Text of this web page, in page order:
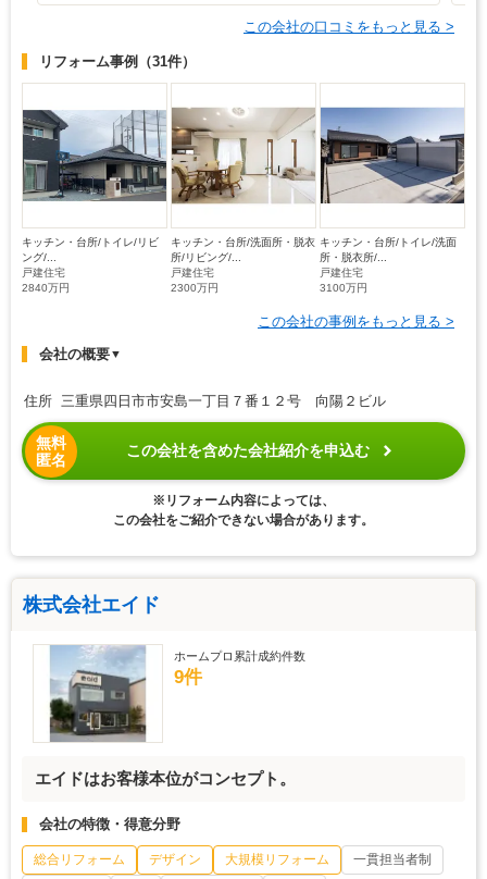
この会社の口コミをもっと見る >
リフォーム事例 （31件）
キッチン・台所/トイレ/リビ
ング/...
戸建住宅
2840万円
キッチン・台所/洗面所・脱衣
所/リビング/...
戸建住宅
2300万円
キッチン・台所/トイレ/洗面
所・脱衣所/...
戸建住宅
3100万円
この会社の事例をもっと見る >
会社の概要▼
住所 三重県四日市市安島一丁目７番１２号 向陽２ビル
無料
匿名
この会社を含めた会社紹介を申込む
※リフォーム内容によっては、
この会社をご紹介できない場合があります。
株式会社エイド
ホームプロ累計成約件数
9件
エイドはお客様本位がコンセプト。
会社の特徴・得意分野
総合リフォーム デザイン 大規模リフォーム 一貫担当者制